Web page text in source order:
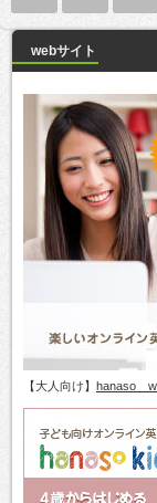
webサイト
【大人向け】 hanaso